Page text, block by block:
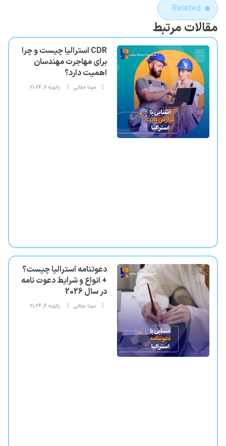
Related
مقالات مرتبط
CDR استرالیا چیست و چرا
برای مهاجرت مهندسان
اهمیت دارد؟
مونا جلالی ژانویه 7, 2026
دعوتنامه استرالیا چیست؟
+ انواع و شرایط دعوت نامه
در سال 2026
مونا جلالی ژانویه 6, 2026